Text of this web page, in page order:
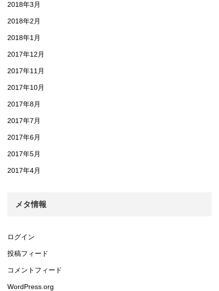
2018年3月
2018年2月
2018年1月
2017年12月
2017年11月
2017年10月
2017年8月
2017年7月
2017年6月
2017年5月
2017年4月
メタ情報
ログイン
投稿フィード
コメントフィード
WordPress.org